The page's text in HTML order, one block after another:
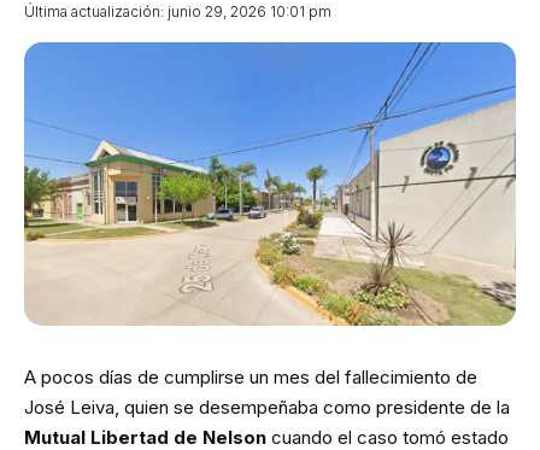
Última actualización: junio 29, 2026 10:01 pm
A pocos días de cumplirse un mes del fallecimiento de
José Leiva, quien se desempeñaba como presidente de la
Mutual Libertad de Nelson cuando el caso tomó estado